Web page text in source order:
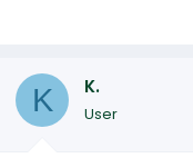
K K.
User